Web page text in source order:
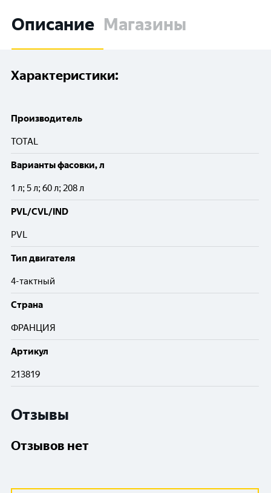
Описание Магазины
Характеристики:
Производитель
TOTAL
Варианты фасовки, л
1 л; 5 л; 60 л; 208 л
PVL/CVL/IND
PVL
Тип двигателя
4-тактный
Cтрана
ФРАНЦИЯ
Артикул
213819
Отзывы
Отзывов нет